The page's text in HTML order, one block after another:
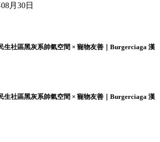
月30日
生社區黑灰系帥氣空間 × 寵物友善｜Burgerciaga 漢
生社區黑灰系帥氣空間 × 寵物友善｜Burgerciaga 漢